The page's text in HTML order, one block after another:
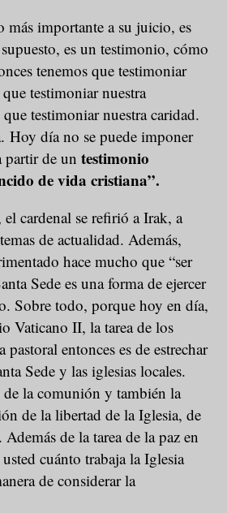
más importante a su juicio, es
es un testimonio, cómo
tenemos que testimoniar
testimoniar nuestra
que testimoniar nuestra caridad.
Hoy día no se puede imponer
partir de untestimonio
de vida cristiana”.
cardenal se refirió a Irak, a
de actualidad. Además,
hace mucho que “ser
Sede es una forma de ejercer
Sobre todo, porque hoy en día,
Vaticano II, la tarea de los
pastoral entonces es de estrechar
Sede y las iglesias locales.
de la comunión y también la
de la libertad de la Iglesia, de
de la tarea de la paz en
cuánto trabaja la Iglesia
de considerar la